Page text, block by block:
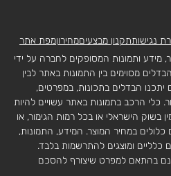
נגישותתקנון מבצעיםמחירוןמפת אתר
מידע ותמונות המסופקים לחברה על ידי
מסוימים בין התמונות באתר לבין
הבדלים בתכונות, במפרטים,
כלי הרכב בתמונות באתר עשויים להיות
בשוק הישראלי או בכל רמות הגימור, או
במחיר המוצר. המידע, התמונות,
כלליים ומוצגים להתרשמות בלבד.
בהתאם למפרט שיצורף להסכם